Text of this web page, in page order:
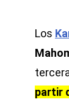
Los
partir